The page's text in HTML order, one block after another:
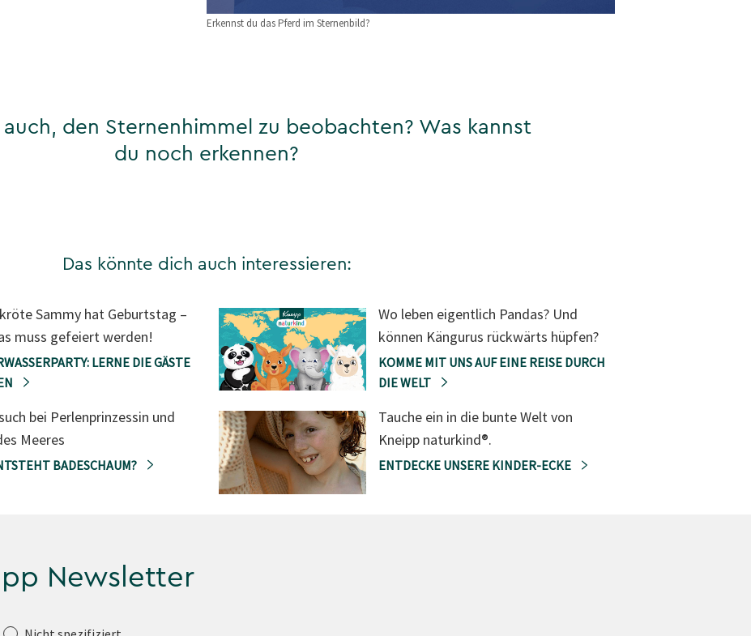
Erkennst du das Pferd im Sternenbild?
den Sternenhimmel zu beobachten? Was kannst
du noch erkennen?
Das könnte dich auch interessieren:
Sammy hat Geburtstag –
muss gefeiert werden!
LERNE DIE GÄSTE
bei Perlenprinzessin und
Meeres
BADESCHAUM?
Wo leben eigentlich Pandas? Und
können Kängurus rückwärts hüpfen?
KOMME MIT UNS AUF EINE REISE DURCH
DIE WELT
Tauche ein in die bunte Welt von
Kneipp naturkind®.
ENTDECKE UNSERE KINDER-ECKE
Newsletter